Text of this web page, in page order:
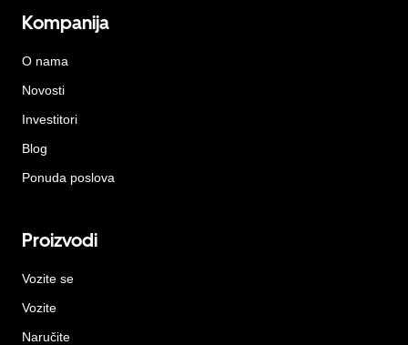
Kompanija
O nama
Novosti
Investitori
Blog
Ponuda poslova
Proizvodi
Vozite se
Vozite
Naručite